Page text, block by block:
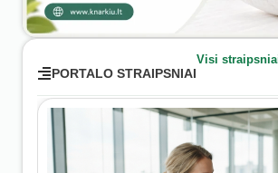
PORTALO STRAIPSNIAI
Visi